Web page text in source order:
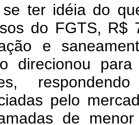
se ter idéia do
do FGTS, R$
e
direcionou
pelo
de